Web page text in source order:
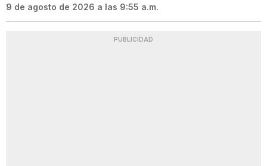
9 de agosto de 2026 a las 9:55 a.m.
PUBLICIDAD